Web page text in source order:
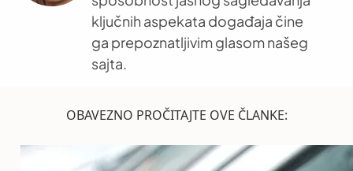
ključnih aspekata događaja čine
ga prepoznatljivim glasom našeg
sajta.
OBAVEZNO PROČITAJTE OVE ČLANKE: